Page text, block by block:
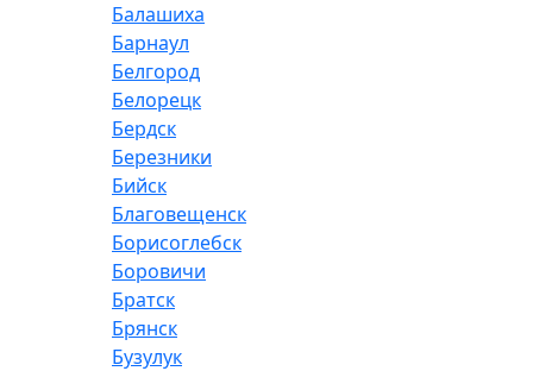
Балашиха
Барнаул
Белгород
Белорецк
Бердск
Березники
Бийск
Благовещенск
Борисоглебск
Боровичи
Братск
Брянск
Бузулук